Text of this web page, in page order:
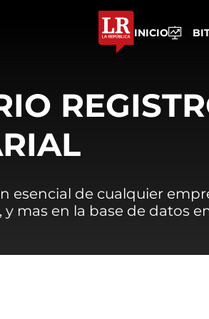
INICIO
esencial de cualquier
y mas en la base de datos